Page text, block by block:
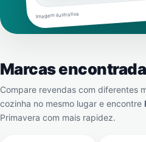
Imagem ilustrativa
Marcas
Compare revendas com diferentes
cozinha no mesmo lugar e encontre
Primavera com mais rapidez.